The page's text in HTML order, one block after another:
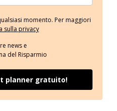
momento. Per maggiori
sulla privacy
news e
del Risparmio
planner gratuito!